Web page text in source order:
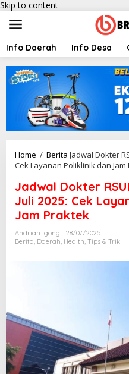
Skip to content
Info Daerah Info Desa
Home / Berita Jadwal Dokter
Cek Layanan Poliklinik dan
Jadwal Dokter
Juli 2025: Cek
Jam Praktek
Andrian Igong
28/07/2025
Berita, Daerah, Health, Tips & Trik